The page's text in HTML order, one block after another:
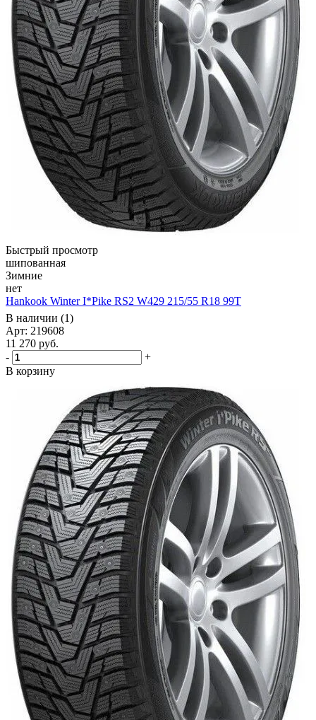
Быстрый просмотр
шипованная
Зимние
нет
Hankook Winter I*Pike RS2 W429 215/55 R18 99T
В наличии (1)
Арт: 219608
11 270 руб.
-
+
В корзину